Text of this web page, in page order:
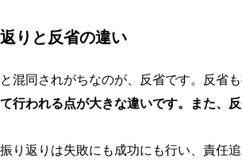
りと反省の違い
混同されがちなのが、反省です。反省
行われる点が大きな違いです。また、
り返りは失敗にも成功にも行い、責任